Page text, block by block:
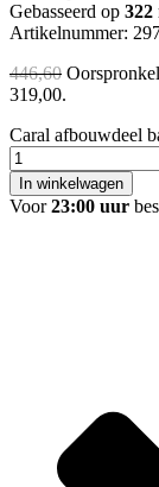
Gebasseerd op 322
Artikelnummer:
446,60
319,00.
Caral afbouwdeel
In winkelwagen
Voor23:00 uur